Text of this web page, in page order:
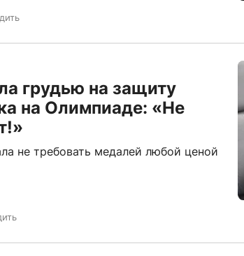
грудью на защиту
на Олимпиаде: «Не
не требовать медалей любой ценой